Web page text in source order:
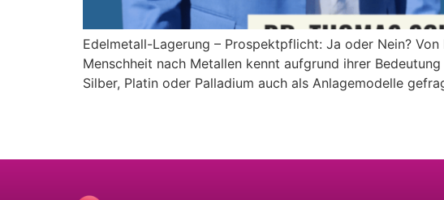
Edelmetall-Lagerung – Prospektpflicht: Ja oder Nein?
Menschheit nach Metallen kennt aufgrund ihrer
Silber, Platin oder Palladium auch als Anlagemodelle